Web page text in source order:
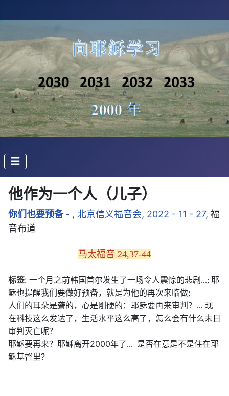
他作为一个人（儿子）
你们也要预备 - , 北京信义福音会, 2022 - 11 - 27, 福
音布道
马太福音 24,37-44
标签: 一个月之前韩国首尔发生了一场令人震惊的悲剧...; 耶
稣也提醒我们要做好预备，就是为他的再次来临做;
人们的耳朵是聋的，心是刚硬的：耶稣要再来审判？ ... 现
在科技这么发达了，生活水平这么高了，怎么会有什么末日
审判灭亡呢？
耶稣要再来？耶稣离开2000年了... 是否在意是不是住在耶
稣基督里？